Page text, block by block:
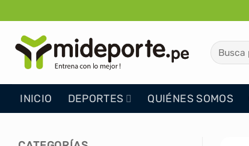
al
contenido
Buscar
por:
INICIO DEPORTES QUIÉNES SOMOS